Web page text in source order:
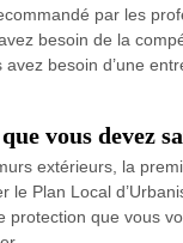
par les
besoin de la
besoin d’une
vous devez
extérieurs, la
Plan Local
que vous